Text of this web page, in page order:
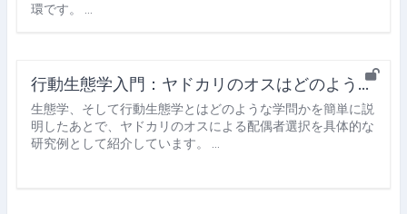
環です。 …
行動生態学入門：ヤドカリのオスはどのような情報を利用して、配偶行動をおこなうか？
生態学、そして行動生態学とはどのような学問かを簡単に説
明したあとで、ヤドカリのオスによる配偶者選択を具体的な
研究例として紹介しています。 …